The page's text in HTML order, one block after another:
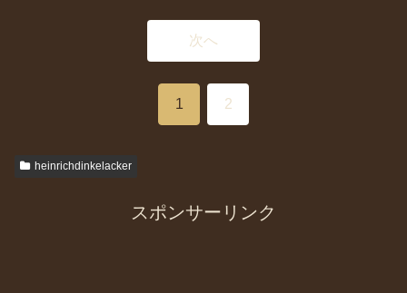
次へ
1 2
heinrichdinkelacker
スポンサーリンク